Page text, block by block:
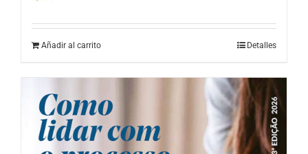
Añadir al carrito Detalles